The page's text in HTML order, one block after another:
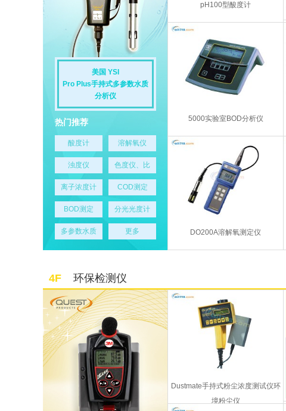
美国 YSI
Pro Plus手持式多参数水质
分析仪
热门推荐
酸度计 溶解氧仪
浊度仪 色度仪、比
离子浓度计 COD测定
BOD测定 分光光度计
多参数水质 更多
pH100型酸度计
5000实验室BOD分析仪
DO200A溶解氧测定仪
4F 环保检测仪
Dustmate手持式粉尘浓度测试仪环
境粉尘仪